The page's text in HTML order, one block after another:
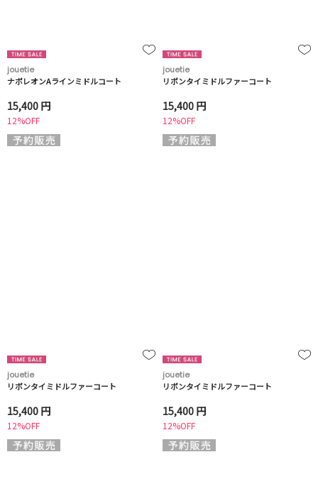
jouetie
ナポレオンAラインミドルコート
15,400 円
12%OFF
jouetie
リボンタイミドルファーコート
15,400 円
12%OFF
jouetie
リボンタイミドルファーコート
15,400 円
12%OFF
jouetie
リボンタイミドルファーコート
15,400 円
12%OFF